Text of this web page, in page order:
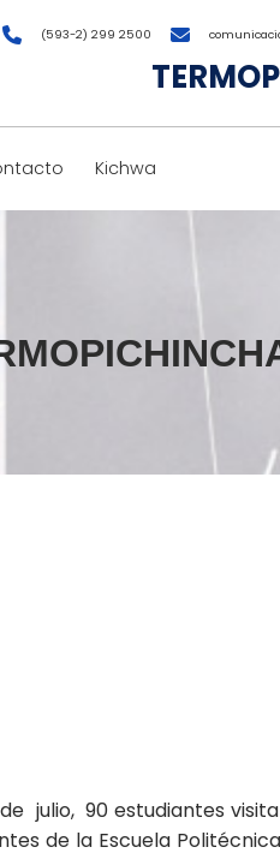
(593-2) 299 2500
Kichwa
julio, 90 estudiantes
de la Escuela